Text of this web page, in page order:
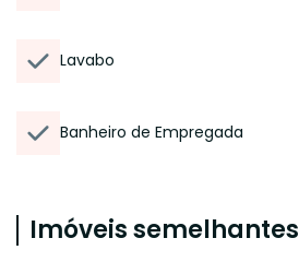
Lavabo
Banheiro de Empregada
Imóveis semelhantes